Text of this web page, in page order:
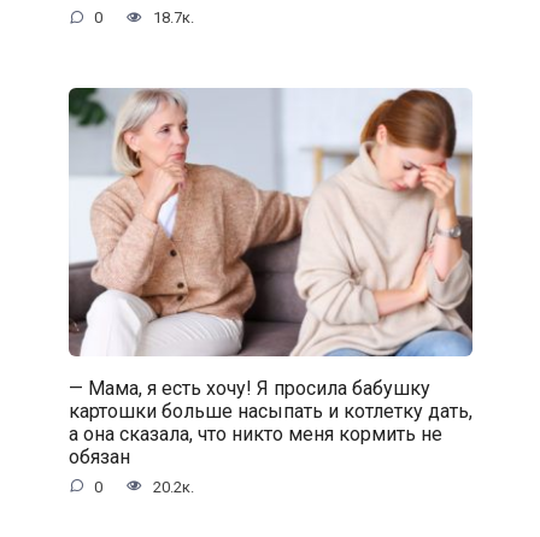
0 18.7к.
— Мама, я есть хочу! Я просила бабушку
картошки больше насыпать и котлетку дать,
а она сказала, что никто меня кормить не
обязан
0 20.2к.